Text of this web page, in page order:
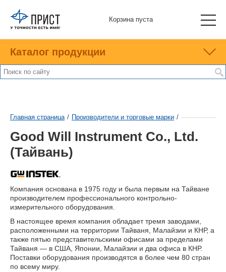
Корзина пуста
Каталог продукции
Главная страница / Производители и торговые марки /
Good Will Instrument Co., Ltd.
(Тайвань)
Компания основана в 1975 году и была первым на Тайване
производителем профессионального контрольно-
измерительного оборудования.
В настоящее время компания обладает тремя заводами,
расположенными на территории Тайваня, Малайзии и КНР, а
также пятью представительскими офисами за пределами
Тайваня — в США, Японии, Малайзии и два офиса в КНР.
Поставки оборудования производятся в более чем 80 стран
по всему миру.